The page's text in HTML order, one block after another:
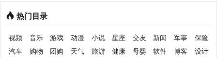
热门目录
视频 音乐 游戏 动漫 小说 星座 交友 新闻 军事
保险
汽车
购物 团购 天气 旅游 健康 母婴 软件 博客
设计